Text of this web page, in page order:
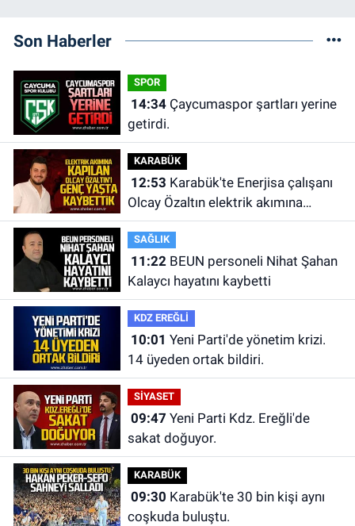
Son Haberler
SPOR
14:34Çaycumaspor şartları yerine
getirdi.
KARABÜK
12:53
Olcay Özaltın elektrik akımına
kapılarak hayatını kaybetti.
SAĞLIK
11:22BEUN personeli Nihat Şahan
Kalaycı hayatını kaybetti
KDZ EREĞLİ
10:01
14 üyeden ortak bildiri.
SİYASET
09:47
sakat doğuyor.
KARABÜK
09:30
coşkuda buluştu.